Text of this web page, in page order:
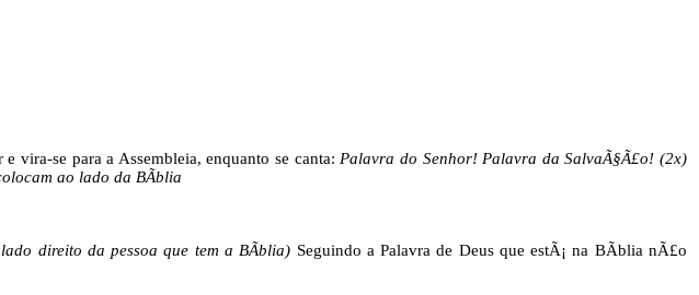
vira-se para a Assembleia, enquanto se canta:Palavra do Senhor! Palavra da SalvaÃ§Ã£o! (2x)
ao lado da BÃ­blia
direito da pessoa que tem a BÃ­blia) Seguindo a Palavra de Deus que estÃ¡ na BÃ­blia nÃ£o